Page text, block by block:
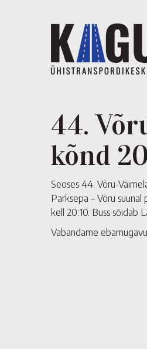
44.
kõnd
Seoses 44. Võru-
Parksepa – Võru
kell 20:10. Buss sõidab
Vabandame